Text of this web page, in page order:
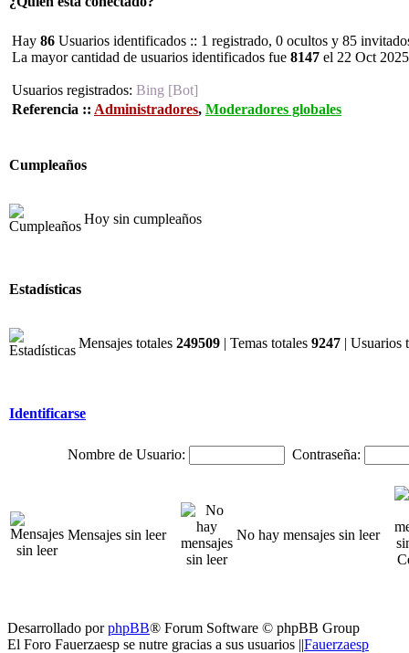
Hay 86 Usuarios identificados :: 1 registrado, 0 ocultos y 85
La mayor cantidad de usuarios identificados fue 8147 el 22 Oct
Usuarios registrados: Bing [Bot]
Referencia :: Administradores, Moderadores globales
Cumpleaños
Hoy sin cumpleaños
Estadísticas
Mensajes totales 249509 | Temas totales 9247 | Usuarios
Identificarse
Nombre de Usuario: Contraseña:
Mensajes sin leer No hay mensajes sin leer
Desarrollado porphpBB® Forum Software © phpBB Group
El Foro Fauerzaesp se nutre gracias a sus usuarios ||Fauerzaesp